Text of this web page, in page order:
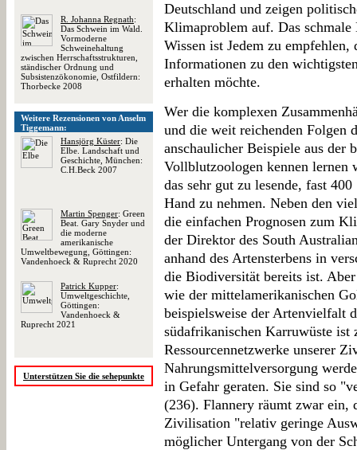
R. Johanna Regnath:
Das Schwein im Wald.
Vormoderne
Schweinehaltung
zwischen Herrschaftsstrukturen,
ständischer Ordnung und
Subsistenzökonomie, Ostfildern:
Thorbecke 2008
Weitere Rezensionen von Anselm
Tiggemann:
Hansjörg Küster: Die
Elbe. Landschaft und
Geschichte, München:
C.H.Beck 2007
Martin Spenger: Green
Beat. Gary Snyder und
die moderne
amerikanische
Umweltbewegung, Göttingen:
Vandenhoeck & Ruprecht 2020
Patrick Kupper:
Umweltgeschichte,
Göttingen:
Vandenhoeck &
Ruprecht 2021
Unterstützen Sie die sehepunkte
Deutschland und zeigen
Klimaproblem auf. Das
Wissen ist Jedem zu empfehlen,
Informationen zu den
erhalten möchte.
Wer die komplexen
und die weit reichenden Folgen
anschaulicher Beispiele aus der
Vollblutzoologen kennen lernen
das sehr gut zu lesende, fast
Hand zu nehmen. Neben den
die einfachen Prognosen zum
der Direktor des South
anhand des Artensterbens in
die Biodiversität bereits ist.
wie der mittelamerikanischen
beispielsweise der Artenvielfalt
südafrikanischen Karruwüste ist
Ressourcennetzwerke unserer
Nahrungsmittelversorgung
in Gefahr geraten. Sie sind so
(236). Flannery räumt zwar ein,
Zivilisation "relativ geringe
möglicher Untergang von der